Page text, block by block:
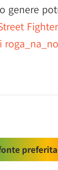
genere